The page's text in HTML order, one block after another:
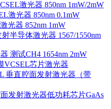
激光器 850nm 1mW/2mW
激光器 850nm 0.1mW
光器 852nm 1mW
半导体激光器 1567/1550nm
测试CH4 1654nm 2mW
VCSEL芯片激光器
垂直腔面发射激光器（带
发射激光器低功耗芯片GaAs